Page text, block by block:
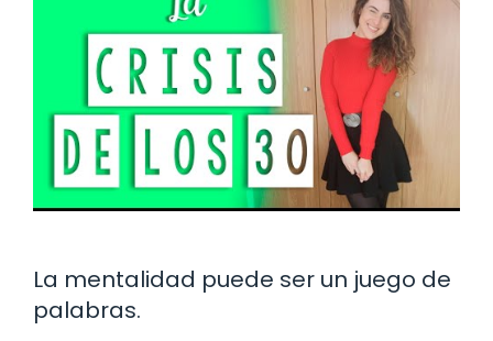
La mentalidad puede ser un juego de
palabras.